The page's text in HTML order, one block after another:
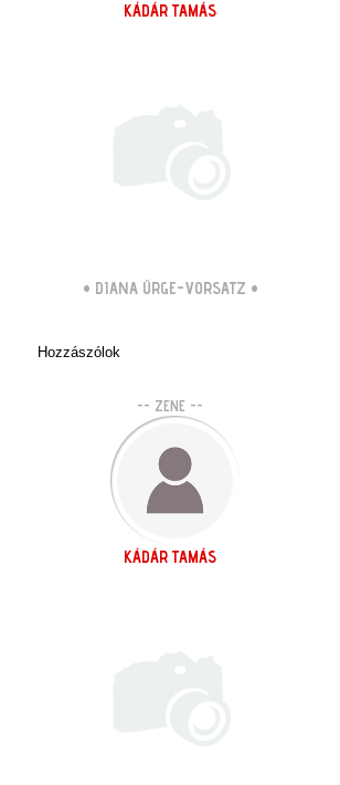
KÁDÁR TAMÁS
• DIANA ÜRGE-VORSATZ •
Hozzászólok
-- ZENE --
KÁDÁR TAMÁS